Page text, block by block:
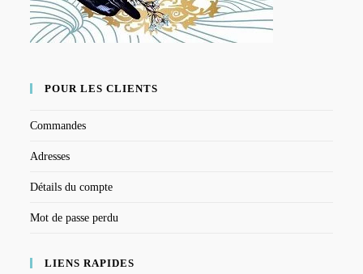
POUR LES CLIENTS
Commandes
Adresses
Détails du compte
Mot de passe perdu
LIENS RAPIDES